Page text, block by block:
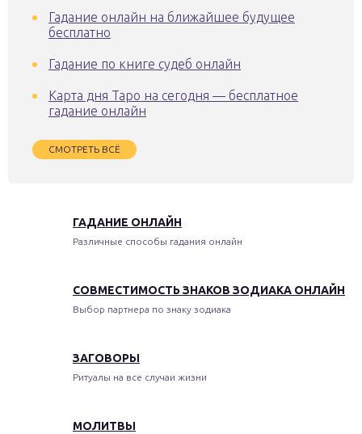
Гадание онлайн на ближайшее будущее
бесплатно
Гадание по книге судеб онлайн
Карта дня Таро на сегодня — бесплатное
гадание онлайн
СМОТРЕТЬ ВСЁ
ГАДАНИЕ ОНЛАЙН
Различные способы гадания онлайн
СОВМЕСТИМОСТЬ ЗНАКОВ ЗОДИАКА ОНЛАЙН
Выбор партнера по знаку зодиака
ЗАГОВОРЫ
Ритуалы на все случаи жизни
МОЛИТВЫ